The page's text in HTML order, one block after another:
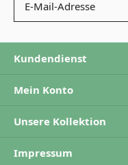
Kundendienst
Mein Konto
Unsere Kollektion
Impressum